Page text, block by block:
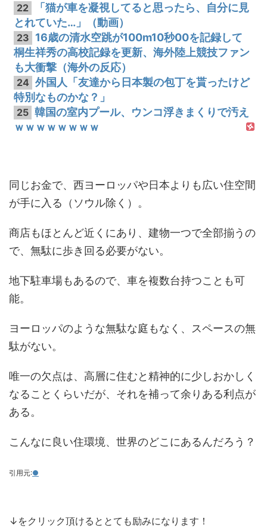
22
「猫が車を凝視してると思ったら、自分に見
とれていた…」（動画）
23 16歳の清水空跳が100m10秒00を記録して
桐生祥秀の高校記録を更新、海外陸上競技ファン
も大衝撃（海外の反応）
24 外国人「友達から日本製の包丁を貰ったけど
特別なものかな？」
25 韓国の室内プール、ウンコ浮きまくりで汚え
ｗｗｗｗｗｗｗｗ
同じお金で、西ヨーロッパや日本よりも広い住空間
が手に入る（ソウル除く）。
商店もほとんど近くにあり、建物一つで全部揃うの
で、無駄に歩き回る必要がない。
地下駐車場もあるので、車を複数台持つことも可
能。
ヨーロッパのような無駄な庭もなく、スペースの無
駄がない。
唯一の欠点は、高層に住むと精神的に少しおかしく
なることくらいだが、それを補って余りある利点が
ある。
こんなに良い住環境、世界のどこにあるんだろう？
引用元:●
↓をクリック頂けるととても励みになります！